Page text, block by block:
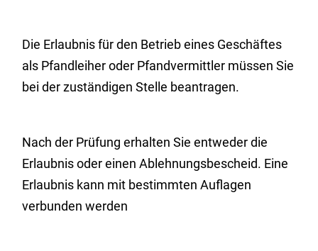
Die Erlaubnis für den Betrieb eines Geschäftes
als Pfandleiher oder Pfandvermittler müssen Sie
bei der zuständigen Stelle beantragen.
Nach der Prüfung erhalten Sie entweder die
Erlaubnis oder einen Ablehnungsbescheid. Eine
Erlaubnis kann mit bestimmten Auflagen
verbunden werden